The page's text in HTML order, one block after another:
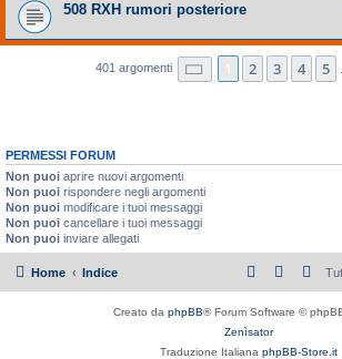
508 RXH rumori posteriore
401 argomenti Pagina di
2 3 4 5
PERMESSI FORUM
Non puoi aprire nuovi argomenti
Non puoi rispondere negli argomenti
Non puoi modificare i tuoi messaggi
Non puoi cancellare i tuoi messaggi
Non puoi inviare allegati
Home Indice
Creato da phpBB® Forum Software ©
Zenìsator
Traduzione Italiana phpBB-Store.it